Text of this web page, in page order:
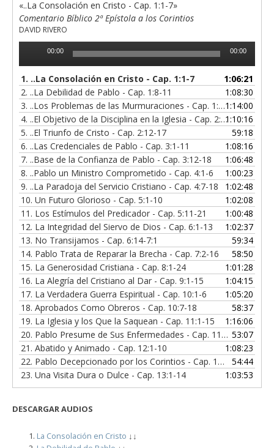
«..La Consolación en Cristo - Cap. 1:1-7»
Comentario Bíblico 2ª Epístola a los Corintios
DAVID RIVERO
Reproductor
00:00 00:00
1. ..La Consolación en Cristo - Cap. 1:1-7
1:06:21
2. ..La Debilidad de Pablo - Cap. 1:8-11
1:08:30
3. ..Los Problemas de las Murmuraciones - Cap. 1:12-24 al 2:1-4
1:14:00
4. ..El Objetivo de la Disciplina en la Iglesia - Cap. 2:3-11 1:10:16
5. ..El Triunfo de Cristo - Cap. 2:12-17
59:18
6. ..Las Credenciales de Pablo - Cap. 3:1-11
1:08:16
7. ..Base de la Confianza de Pablo - Cap. 3:12-18
1:06:48
8. ..Pablo un Ministro Comprometido - Cap. 4:1-6
1:00:23
9. ..La Paradoja del Servicio Cristiano - Cap. 4:7-18
1:02:48
10. Un Futuro Glorioso - Cap. 5:1-10
1:02:08
11. Los Estímulos del Predicador - Cap. 5:11-21
1:00:48
12. La Integridad del Siervo de Dios - Cap. 6:1-13
1:02:37
13. No Transijamos - Cap. 6:14-7:1
59:34
14. Pablo Trata de Reparar la Brecha - Cap. 7:2-16
58:50
15. La Generosidad Cristiana - Cap. 8:1-24
1:01:28
16. La Alegría del Cristiano al Dar - Cap. 9:1-15
1:04:15
17. La Verdadera Guerra Espiritual - Cap. 10:1-6
1:05:20
18. Aprobados Como Obreros - Cap. 10:7-18
58:37
19. La Iglesia y los Que la Saquean - Cap. 11:1-15
1:16:06
20. Pablo Presume de Sus Enfermedades - Cap. 11:16-33
53:07
21. Abatido y Animado - Cap. 12:1-10
1:08:23
22. Pablo Decepcionado por los Corintios - Cap. 12:11-21
54:44
23. Una Visita Dura o Dulce - Cap. 13:1-14 1:03:53
DESCARGARAUDIOS
La Consolación en Cristo ↓↓